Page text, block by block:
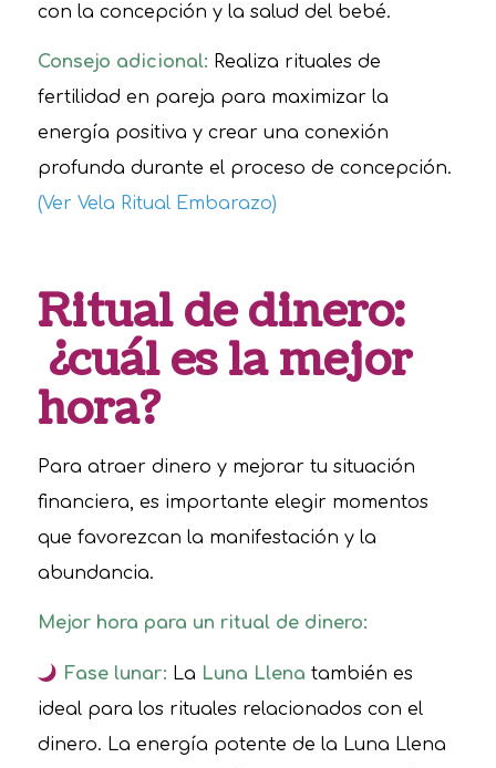
con la concepción y la salud del bebé.
Consejo adicional: Realiza rituales de
fertilidad en pareja para maximizar la
energía positiva y crear una conexión
profunda durante el proceso de concepción.
(Ver Vela Ritual Embarazo)
Ritual de dinero:
¿cuál es la mejor
hora?
Para atraer dinero y mejorar tu situación
financiera, es importante elegir momentos
que favorezcan la manifestación y la
abundancia.
Mejor hora para un ritual de dinero:
Fase lunar: La Luna Llena también es
ideal para los rituales relacionados con el
dinero. La energía potente de la Luna Llena